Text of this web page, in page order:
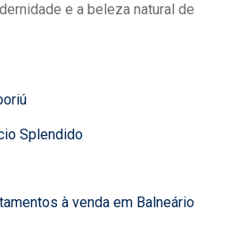
e a beleza natural de
Splendido
à venda em Balneário